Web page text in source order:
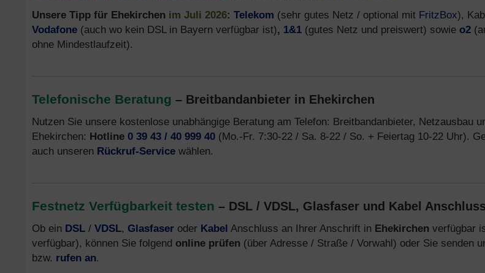
Unsere Tipp für Ehekirchen im Juli 2026: Telekom (sehr gutes Netz / optional mit FritzBox),
Vodafone (auch wo kein DSL in Bayern verfügbar ist), 1&1 (gutes Netz und preiswert) sowie o2
ohne Mindestlaufzeit).
Telefonische Beratung – Breitbandanbieter in Ehekirchen
Nutzen Sie unsere kostenlose unabhängige Beratung am Telefon: Breitbandanbieter, Netzausbau
Ehekirchen: Hotline 0 39 43 / 40 999 40 (Mo.-Fr. 7:30-22 / Sa. 8-22 / So. + Feiertag 10-22 Uhr).
auch unseren Rückruf-Service wählen.
Festnetz Verfügbarkeit testen – DSL / VDSL, Glasfaser und Kabel Anschluss
Ob ein DSL / VDSL, Glasfaser oder Kabel Anschluss an Ihrer Anschrift in Ehekirchen verfügbar
verfügbar), können Sie folgend online prüfen (über Adresse / Straße / Vorwahl) oder Sie senden
bzw. rufen an.